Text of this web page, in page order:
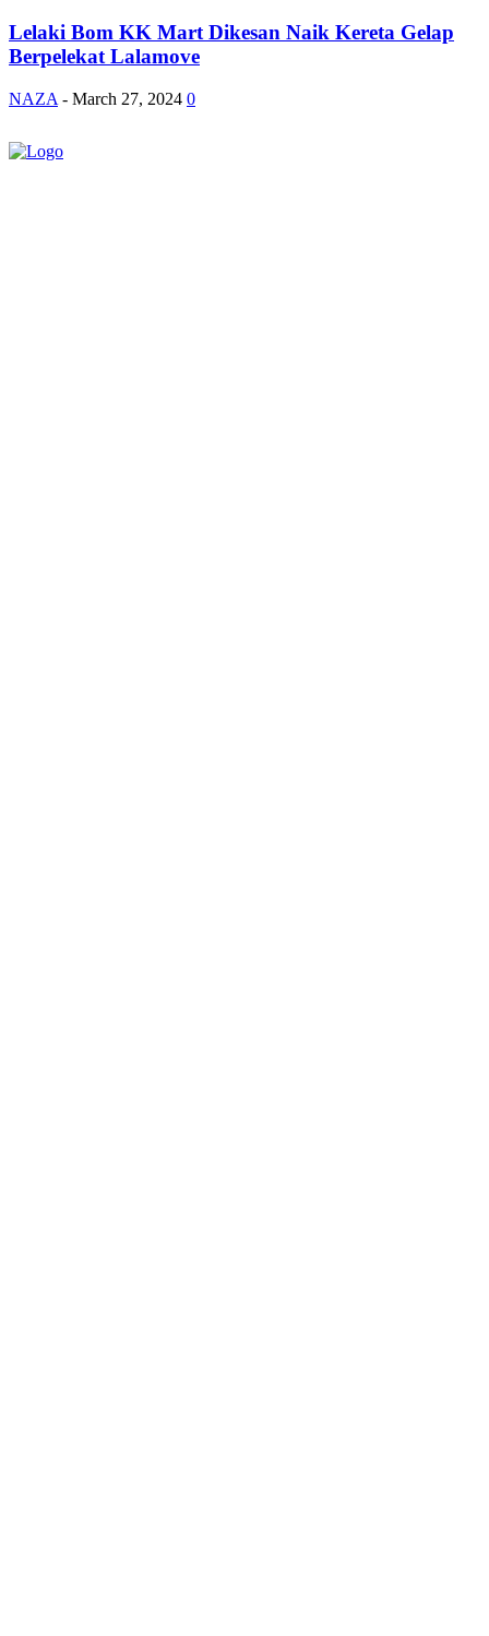
Lelaki Bom KK Mart Dikesan Naik Kereta Gelap
Berpelekat Lalamove
NAZA - March 27, 2024 0